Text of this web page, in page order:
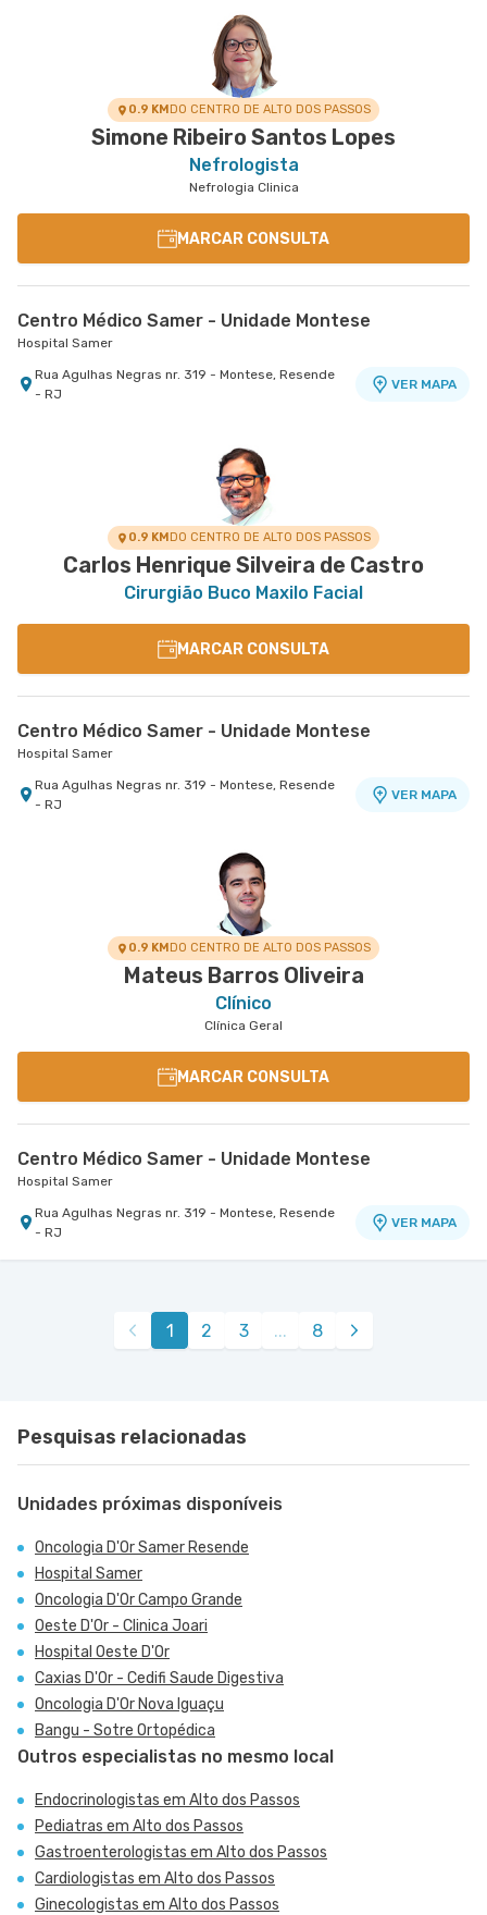
0.9 KMDO CENTRO DE ALTO DOS PASSOS
Simone Ribeiro Santos Lopes
Nefrologista
Nefrologia Clinica
MARCAR CONSULTA
Centro Médico Samer - Unidade Montese
Hospital Samer
Rua Agulhas Negras nr. 319 - Montese, Resende
- RJ
VER MAPA
0.9 KMDO CENTRO DE ALTO DOS PASSOS
Carlos Henrique Silveira de Castro
Cirurgião Buco Maxilo Facial
MARCAR CONSULTA
Centro Médico Samer - Unidade Montese
Hospital Samer
Rua Agulhas Negras nr. 319 - Montese, Resende
- RJ
VER MAPA
0.9 KMDO CENTRO DE ALTO DOS PASSOS
Mateus Barros Oliveira
Clínico
Clínica Geral
MARCAR CONSULTA
Centro Médico Samer - Unidade Montese
Hospital Samer
Rua Agulhas Negras nr. 319 - Montese, Resende
- RJ
VER MAPA
1 2 3 ... 8
Pesquisas relacionadas
Unidades próximas disponíveis
Oncologia D'Or Samer Resende
Hospital Samer
Oncologia D'Or Campo Grande
Oeste D'Or - Clinica Joari
Hospital Oeste D'Or
Caxias D'Or - Cedifi Saude Digestiva
Oncologia D'Or Nova Iguaçu
Bangu - Sotre Ortopédica
Outros especialistas no mesmo local
Endocrinologistas em Alto dos Passos
Pediatras em Alto dos Passos
Gastroenterologistas em Alto dos Passos
Cardiologistas em Alto dos Passos
Ginecologistas em Alto dos Passos